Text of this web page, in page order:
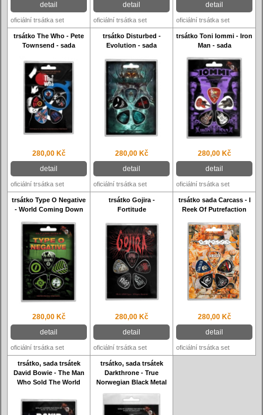
detail
detail
detail
oficiální trsátka set oficiální trsátka set oficiální trsátka set
trsátko The Who - Pete
Townsend - sada
trsátko Disturbed -
Evolution - sada
trsátko Toni Iommi - Iron
Man - sada
280,00 Kč
detail
280,00 Kč
detail
280,00 Kč
detail
oficiální trsátka set oficiální trsátka set oficiální trsátka set
trsátko Type O Negative
- World Coming Down
trsátko Gojira -
Fortitude
trsátko sada Carcass - I
Reek Of Putrefaction
280,00 Kč
detail
280,00 Kč
detail
280,00 Kč
detail
oficiální trsátka set oficiální trsátka set oficiální trsátka set
trsátko, sada trsátek
David Bowie - The Man
Who Sold The World
trsátko, sada trsátek
Darkthrone - True
Norwegian Black Metal